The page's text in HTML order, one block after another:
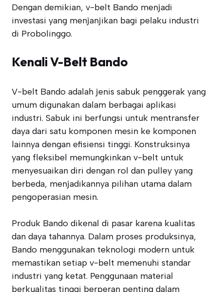
Dengan demikian, v-belt Bando menjadi
investasi yang menjanjikan bagi pelaku industri
di Probolinggo.
Kenali V-Belt Bando
V-belt Bando adalah jenis sabuk penggerak yang
umum digunakan dalam berbagai aplikasi
industri. Sabuk ini berfungsi untuk mentransfer
daya dari satu komponen mesin ke komponen
lainnya dengan efisiensi tinggi. Konstruksinya
yang fleksibel memungkinkan v-belt untuk
menyesuaikan diri dengan rol dan pulley yang
berbeda, menjadikannya pilihan utama dalam
pengoperasian mesin.
Produk Bando dikenal di pasar karena kualitas
dan daya tahannya. Dalam proses produksinya,
Bando menggunakan teknologi modern untuk
memastikan setiap v-belt memenuhi standar
industri yang ketat. Penggunaan material
berkualitas tinggi berperan penting dalam